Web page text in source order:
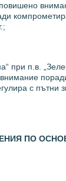
при п.в.
с пътни
ПО